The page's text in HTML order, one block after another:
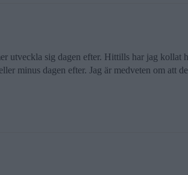
utveckla sig dagen efter. Hittills har jag kollat
minus dagen efter. Jag är medveten om att